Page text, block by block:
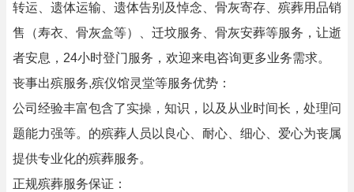
转运、遗体运输、遗体告别及悼念、骨灰寄存、殡葬用品销
售（寿衣、骨灰盒等）、迁坟服务、骨灰安葬等服务，让逝
者安息，24小时登门服务，欢迎来电咨询更多业务需求。
丧事出殡服务,殡仪馆灵堂等服务优势：
公司经验丰富包含了实操，知识，以及从业时间长，处理问
题能力强等。的殡葬人员以良心、耐心、细心、爱心为丧属
提供专业化的殡葬服务。
正规殡葬服务保证：